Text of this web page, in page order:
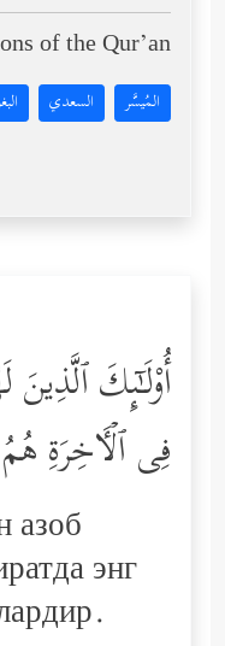
of the Qur’an:
المُيسَّر السعدي
أُوْلَـٰۤىِٕكَ
فِی ٱلۡـَٔاخِرَةِ
азоб
энг